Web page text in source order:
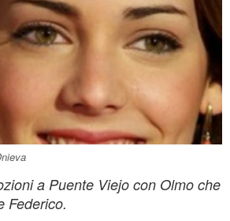
a Puente Viejo con Olmo che
Federico.